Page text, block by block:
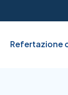
Refertazione